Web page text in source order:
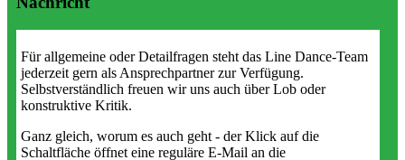
Für allgemeine oder Detailfragen steht das Line Dance-Team
jederzeit gern als Ansprechpartner zur Verfügung.
Selbstverständlich freuen wir uns auch über Lob oder
konstruktive Kritik.
Ganz gleich, worum es auch geht - der Klick auf die
Schaltfläche öffnet eine reguläre E-Mail an die